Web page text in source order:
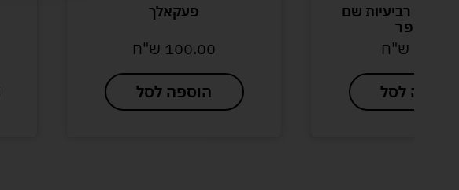
רביעיות שם
המספר
ש"ח
הוספה לסל
פעקאלך
100.00 ש"ח
הוספה לסל